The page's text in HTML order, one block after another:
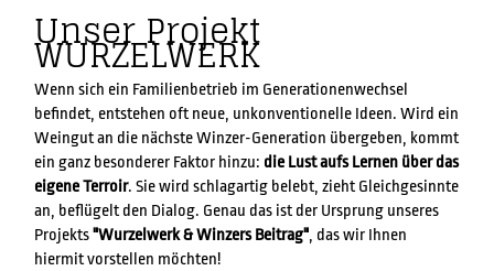
Unser Projekt
WURZELWERK
Wenn sich ein Familienbetrieb im Generationenwechsel
befindet, entstehen oft neue, unkonventionelle Ideen. Wird ein
Weingut an die nächste Winzer-Generation übergeben, kommt
ein ganz besonderer Faktor hinzu: die Lust aufs Lernen über das
eigene Terroir. Sie wird schlagartig belebt, zieht Gleichgesinnte
an, beflügelt den Dialog. Genau das ist der Ursprung unseres
Projekts"Wurzelwerk & Winzers Beitrag", das wir Ihnen
hiermit vorstellen möchten!